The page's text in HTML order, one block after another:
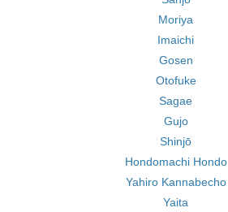
Moriya
Imaichi
Gosen
Otofuke
Sagae
Gujo
Shinjō
Hondomachi Hondo
Yahiro Kannabecho
Yaita